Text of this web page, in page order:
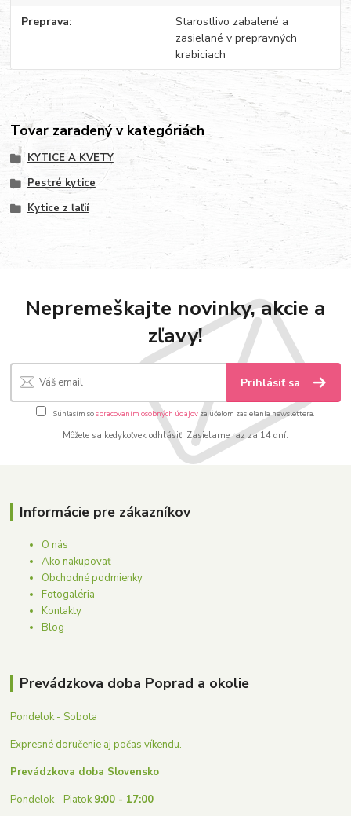
Preprava
Starostlivo zabalené a
zasielané v prepravných
krabiciach
Tovar zaradený v kategóriách
KYTICE A KVETY
Pestré kytice
Kytice z ľaľií
Nepremeškajte novinky, akcie a
zľavy!
Prihlásiť sa
Súhlasím sospracovaním osobných údajovza účelom zasielania newslettera.
Môžete sa kedykoľvek odhlásiť. Zasielame raz za 14 dní.
Informácie pre zákazníkov
O nás
Ako nakupovať
Obchodné podmienky
Fotogaléria
Kontakty
Blog
Prevádzkova doba Poprad a okolie
Pondelok - Sobota
Expresné doručenie aj počas víkendu.
Prevádzkova doba Slovensko
Pondelok - Piatok9:00 - 17:00